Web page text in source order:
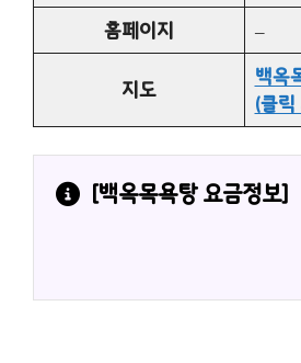
홈페이지
–
지도
백옥
(클
[백옥목욕탕 요금정보]